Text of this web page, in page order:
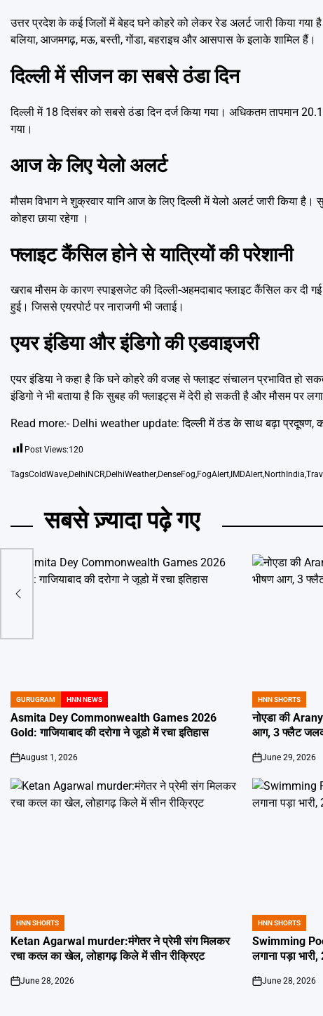
उत्तर प्रदेश के कई जिलों में बेहद घने कोहरे को लेकर रेड अलर्ट जारी किया गया
बलिया, आजमगढ़, मऊ, बस्ती, गोंडा, बहराइच और आसपास के इलाके शामिल हैं।
दिल्ली में सीजन का सबसे ठंडा दिन
दिल्ली में 18 दिसंबर को सबसे ठंडा दिन दर्ज किया गया। अधिकतम तापमान
गया।
आज के लिए येलो अलर्ट
मौसम विभाग ने शुक्रवार यानि आज के लिए दिल्ली में येलो अलर्ट जारी किया
कोहरा छाया रहेगा ।
फ्लाइट कैंसिल होने से यात्रियों की परेशानी
खराब मौसम के कारण स्पाइसजेट की दिल्ली-अहमदाबाद फ्लाइट कैंसिल कर दी
हुई। जिससे एयरपोर्ट पर नाराजगी भी जताई।
एयर इंडिया और इंडिगो की एडवाइजरी
एयर इंडिया ने कहा है कि घने कोहरे की वजह से फ्लाइट संचालन प्रभावित हो
इंडिगो ने भी बताया है कि सुबह की फ्लाइट्स में देरी हो सकती है और मौसम पर
Read more:- Delhi weather update: दिल्ली में ठंड के साथ बढ़ा प्रदूषण,
Post Views:120
TagsColdWave,DelhiNCR,DelhiWeather,DenseFog,FogAlert, IMDAlert,NorthIndia,
सबसे ज़्यादा पढ़े गए
POSTED
IN
GURUGRAM HNN NEWS
Asmita Dey Commonwealth Games 2026
Gold: गाजियाबाद की दरोगा ने जूडो में रचा इतिहास
on
August 1, 2026
POSTED
IN
HNN SHORTS
नोएडा की
आग, 3 फ्लैट
on
June 29, 2026
POSTED
IN
HNN SHORTS
Ketan Agarwal murder:मंगेतर ने प्रेमी संग मिलकर
रचा कत्ल का खेल, लोहागढ़ किले में सीन रीक्रिएट
on
June 28, 2026
POSTED
IN
HNN SHORTS
Swimming
लगाना पड़ा
on
June 28, 2026